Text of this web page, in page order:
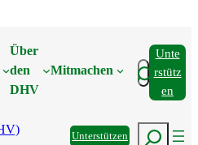
Über
den
DHV
Mitmachen Suchen
Unte
Rstütz
En
UnterstützenSuchen